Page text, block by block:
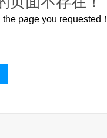
page you requested！